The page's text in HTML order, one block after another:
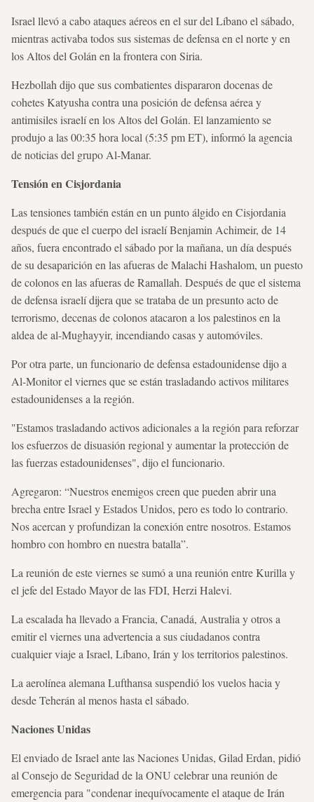
Israel llevó a cabo ataques aéreos en el sur del Líbano el sábado,
mientras activaba todos sus sistemas de defensa en el norte y en
los Altos del Golán en la frontera con Siria.
Hezbollah dijo que sus combatientes dispararon docenas de
cohetes Katyusha contra una posición de defensa aérea y
antimisiles israelí en los Altos del Golán. El lanzamiento se
produjo a las 00:35 hora local (5:35 pm ET), informó la agencia
de noticias del grupo Al-Manar.
Tensión en Cisjordania
Las tensiones también están en un punto álgido en Cisjordania
después de que el cuerpo del israelí Benjamin Achimeir, de 14
años, fuera encontrado el sábado por la mañana, un día después
de su desaparición en las afueras de Malachi Hashalom, un puesto
de colonos en las afueras de Ramallah. Después de que el sistema
de defensa israelí dijera que se trataba de un presunto acto de
terrorismo, decenas de colonos atacaron a los palestinos en la
aldea de al-Mughayyir, incendiando casas y automóviles.
Por otra parte, un funcionario de defensa estadounidense dijo a
Al-Monitor el viernes que se están trasladando activos militares
estadounidenses a la región.
"Estamos trasladando activos adicionales a la región para reforzar
los esfuerzos de disuasión regional y aumentar la protección de
las fuerzas estadounidenses", dijo el funcionario.
Agregaron: “Nuestros enemigos creen que pueden abrir una
brecha entre Israel y Estados Unidos, pero es todo lo contrario.
Nos acercan y profundizan la conexión entre nosotros. Estamos
hombro con hombro en nuestra batalla”.
La reunión de este viernes se sumó a una reunión entre Kurilla y
el jefe del Estado Mayor de las FDI, Herzi Halevi.
La escalada ha llevado a Francia, Canadá, Australia y otros a
emitir el viernes una advertencia a sus ciudadanos contra
cualquier viaje a Israel, Líbano, Irán y los territorios palestinos.
La aerolínea alemana Lufthansa suspendió los vuelos hacia y
desde Teherán al menos hasta el sábado.
Naciones Unidas
El enviado de Israel ante las Naciones Unidas, Gilad Erdan, pidió
al Consejo de Seguridad de la ONU celebrar una reunión de
emergencia para "condenar inequívocamente el ataque de Irán